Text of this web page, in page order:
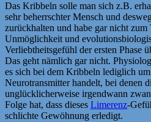
Das Kribbeln solle man sich z.B.
sehr beherrschter Mensch und
zurückhalten und habe gar nicht zum
Unmöglichkeit und
Verliebtheitsgefühl der ersten Phase
Das geht nämlich gar nicht.
es sich bei dem Kribbeln lediglich
Neurotransmitter handelt, bei denen
unglücklicherweise irgendwann
Folge hat, dass dieses Limerenz-
schlichte Gewöhnung erledigt.